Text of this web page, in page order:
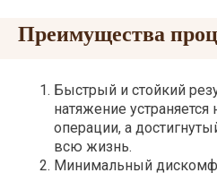
Преимущества
Быстрый и стойкий
натяжение
операции, а
всю жизнь.
Минимальный